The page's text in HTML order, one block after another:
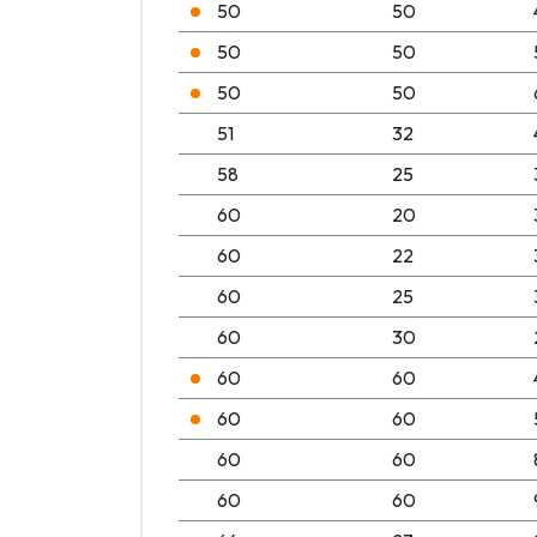
50
50
50
50
50
50
51
32
58
25
60
20
60
22
60
25
60
30
60
60
60
60
60
60
60
60